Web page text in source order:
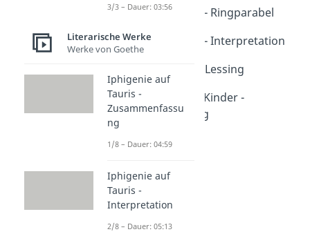
Nathan der Weise - Ringparabel
Nathan der Weise - Interpretation
Dauer: 05:22
Gotthold Ephraim Lessing
Dauer: 03:40
Nathan und seine Kinder -
Zusammenfassung
Dauer: 05:09
3/3 – Dauer: 03:56
Literarische Werke
Werke von Goethe
Iphigenie auf
Tauris -
Zusammenfassu
ng
1/8 – Dauer: 04:59
Iphigenie auf
Tauris -
Interpretation
2/8 – Dauer: 05:13